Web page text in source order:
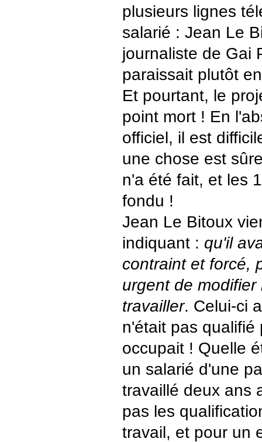
plusieurs lignes
salarié : Jean Le
journaliste de Gai
paraissait plutôt
Et pourtant, le
point mort ! En
officiel, il est
une chose est
n'a été fait, et les
fondu !
Jean Le Bitoux
indiquant : qu'il
contraint et forcé,
urgent de
travailler. Celui-ci
n'était pas qualifié
occupait ! Quelle
un salarié d'une
travaillé deux ans
pas les
travail, et pour un